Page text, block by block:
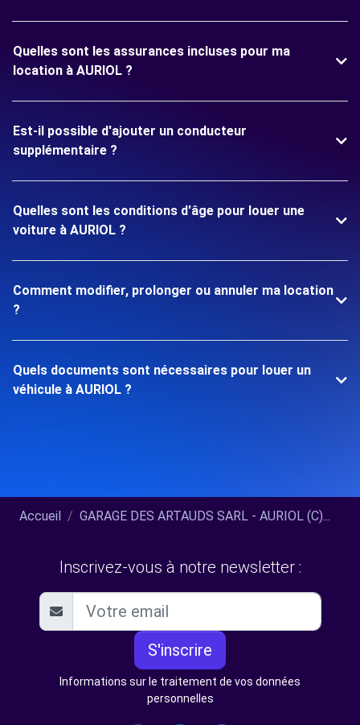
Quelles sont les assurances incluses pour ma
location à AURIOL ?
Est-il possible d'ajouter un conducteur
supplémentaire ?
Quelles sont les conditions d'âge pour louer une
voiture à AURIOL ?
Comment modifier, prolonger ou annuler ma location
?
Quels documents sont nécessaires pour louer un
véhicule à AURIOL ?
Accueil GARAGE DES ARTAUDS SARL - AURIOL (C)...
Inscrivez-vous à notre newsletter :
S'inscrire
Informations sur le traitement de vos données
personnelles